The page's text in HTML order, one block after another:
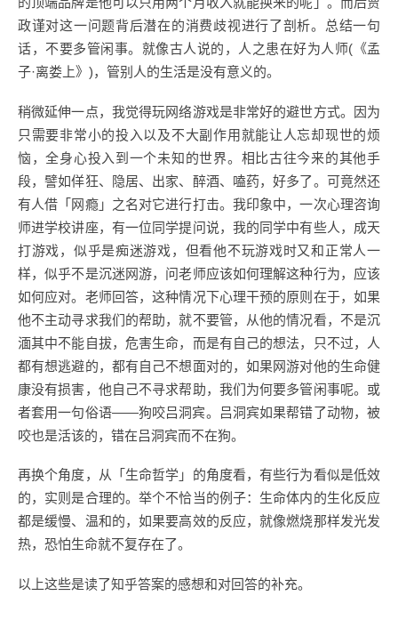
政谨对这一问题背后潜在的消费歧视进行了剖析。总结一句
话，不要多管闲事。就像古人说的，人之患在好为人师(《孟
子·离娄上》)，管别人的生活是没有意义的。
稍微延伸一点，我觉得玩网络游戏是非常好的避世方式。因为
只需要非常小的投入以及不大副作用就能让人忘却现世的烦
恼，全身心投入到一个未知的世界。相比古往今来的其他手
段，譬如佯狂、隐居、出家、醉酒、嗑药，好多了。可竟然还
有人借「网瘾」之名对它进行打击。我印象中，一次心理咨询
师进学校讲座，有一位同学提问说，我的同学中有些人，成天
打游戏，似乎是痴迷游戏，但看他不玩游戏时又和正常人一
样，似乎不是沉迷网游，问老师应该如何理解这种行为，应该
如何应对。老师回答，这种情况下心理干预的原则在于，如果
他不主动寻求我们的帮助，就不要管，从他的情况看，不是沉
湎其中不能自拔，危害生命，而是有自己的想法，只不过，人
都有想逃避的，都有自己不想面对的，如果网游对他的生命健
康没有损害，他自己不寻求帮助，我们为何要多管闲事呢。或
者套用一句俗语——狗咬吕洞宾。吕洞宾如果帮错了动物，被
咬也是活该的，错在吕洞宾而不在狗。
再换个角度，从「生命哲学」的角度看，有些行为看似是低效
的，实则是合理的。举个不恰当的例子：生命体内的生化反应
都是缓慢、温和的，如果要高效的反应，就像燃烧那样发光发
热，恐怕生命就不复存在了。
以上这些是读了知乎答案的感想和对回答的补充。